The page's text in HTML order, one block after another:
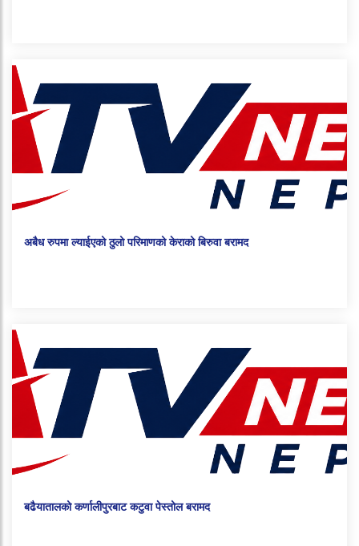
अबैध रुपमा ल्याईएको ठुलो परिमाणको केराको बिरुवा बरामद
बढैयातालको कर्णालीपुरबाट कटुवा पेस्तोल बरामद